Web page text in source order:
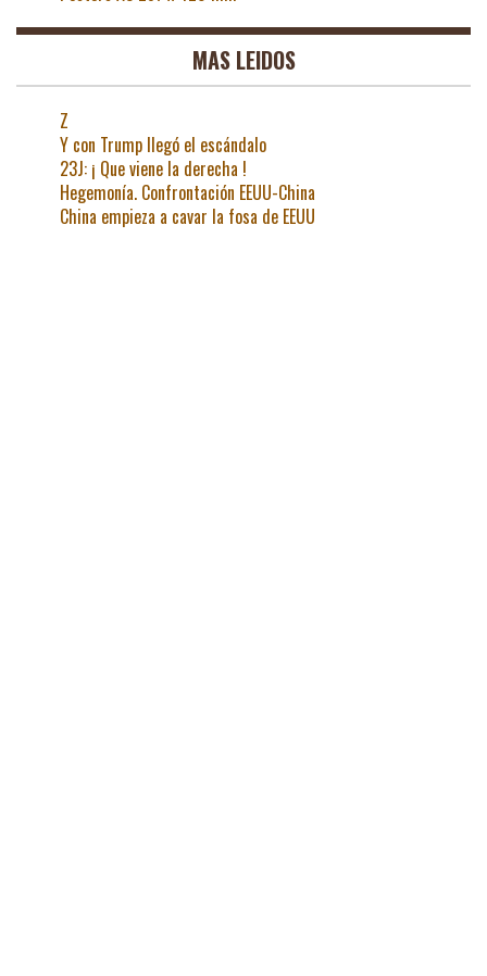
MAS LEIDOS
Z
Y con Trump llegó el escándalo
23J: ¡ Que viene la derecha !
Hegemonía. Confrontación EEUU-China
China empieza a cavar la fosa de EEUU